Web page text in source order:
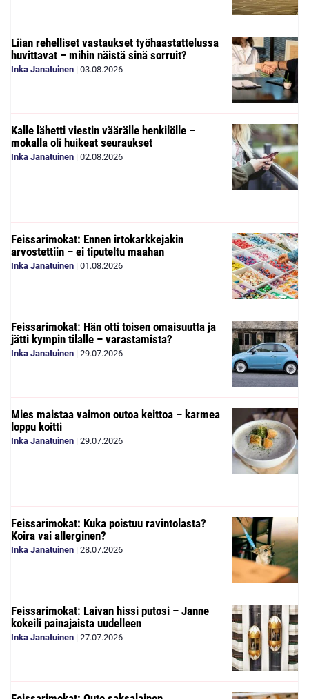
Liian rehelliset vastaukset työhaastattelussa
huvittavat – mihin näistä sinä sorruit?
Inka Janatuinen | 03.08.2026
Kalle lähetti viestin väärälle henkilölle –
mokalla oli huikeat seuraukset
Inka Janatuinen | 02.08.2026
Feissarimokat: Ennen irtokarkkejakin
arvostettiin – ei tiputeltu maahan
Inka Janatuinen | 01.08.2026
Feissarimokat: Hän otti toisen omaisuutta ja
jätti kympin tilalle – varastamista?
Inka Janatuinen | 29.07.2026
Mies maistaa vaimon outoa keittoa – karmea
loppu koitti
Inka Janatuinen | 29.07.2026
Feissarimokat: Kuka poistuu ravintolasta?
Koira vai allerginen?
Inka Janatuinen | 28.07.2026
Feissarimokat: Laivan hissi putosi – Janne
kokeili painajaista uudelleen
Inka Janatuinen | 27.07.2026